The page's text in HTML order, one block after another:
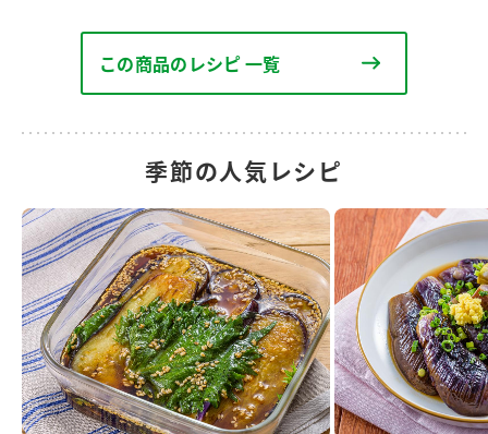
この商品のレシピ 一覧
季節の人気レシピ